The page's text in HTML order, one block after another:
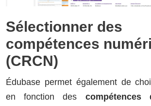
Sélectionner des
compétences
(CRCN)
Édubase permet également de
en fonction des